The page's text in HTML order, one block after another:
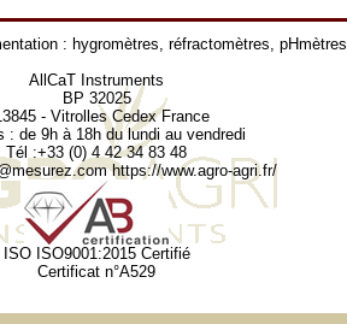
: hygromètres, réfractomètres, pHmètres
AllCaT Instruments
BP 32025
- Vitrolles Cedex France
: de 9h à 18h du lundi au vendredi
Tél :+33 (0) 4 42 34 83 48
https://www.agro-agri.fr/
ISO ISO9001:2015 Certifié
Certificat n°A529